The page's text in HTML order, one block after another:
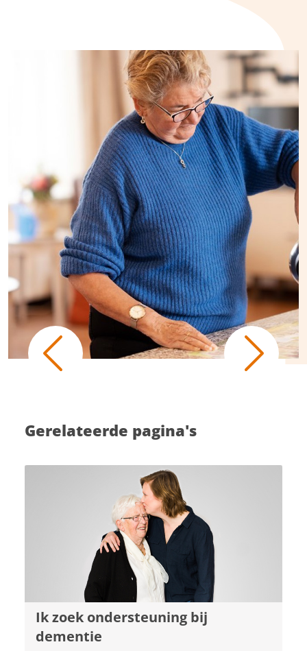
Previous Next
Gerelateerde pagina's
Ik zoek ondersteuning bij
dementie